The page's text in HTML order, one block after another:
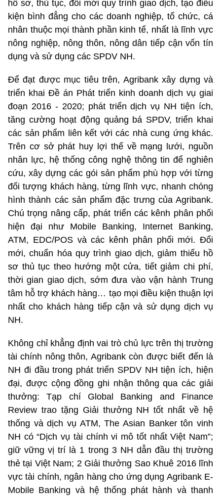
hồ sơ, thủ tục, đổi mới quy trình giao dịch, tạo điều
kiện bình đẳng cho các doanh nghiệp, tổ chức, cá
nhân thuộc mọi thành phần kinh tế, nhất là lĩnh vực
nông nghiệp, nông thôn, nông dân tiếp cận vốn tín
dụng và sử dụng các SPDV NH.
Để đạt được mục tiêu trên, Agribank xây dựng và
triển khai Đề án Phát triển kinh doanh dịch vụ giai
đoạn 2016 - 2020; phát triển dịch vụ NH tiện ích,
tăng cường hoạt động quảng bá SPDV, triển khai
các sản phẩm liên kết với các nhà cung ứng khác.
Trên cơ sở phát huy lợi thế về mạng lưới, nguồn
nhân lực, hệ thống công nghệ thông tin để nghiên
cứu, xây dựng các gói sản phẩm phù hợp với từng
đối tượng khách hàng, từng lĩnh vực, nhanh chóng
hình thành các sản phẩm đặc trưng của Agribank.
Chú trọng nâng cấp, phát triển các kênh phân phối
hiện đại như Mobile Banking, Internet Banking,
ATM, EDC/POS và các kênh phân phối mới. Đổi
mới, chuẩn hóa quy trình giao dịch, giảm thiểu hồ
sơ thủ tục theo hướng một cửa, tiết giảm chi phí,
thời gian giao dịch, sớm đưa vào vận hành Trung
tâm hỗ trợ khách hàng… tạo mọi điều kiện thuận lợi
nhất cho khách hàng tiếp cận và sử dụng dịch vụ
NH.
Không chỉ khẳng định vai trò chủ lực trên thị trường
tài chính nông thôn, Agribank còn được biết đến là
NH đi đầu trong phát triển SPDV NH tiện ích, hiện
đại, được cộng đồng ghi nhận thông qua các giải
thưởng: Tạp chí Global Banking and Finance
Review trao tặng Giải thưởng NH tốt nhất về hệ
thống và dịch vụ ATM, The Asian Banker tôn vinh
NH có “Dịch vụ tài chính vi mô tốt nhất Việt Nam”;
giữ vững vị trí là 1 trong 3 NH dẫn đầu thị trường
thẻ tại Việt Nam; 2 Giải thưởng Sao Khuê 2016 lĩnh
vực tài chính, ngân hàng cho ứng dụng Agribank E-
Mobile Banking và hệ thống phát hành và thanh